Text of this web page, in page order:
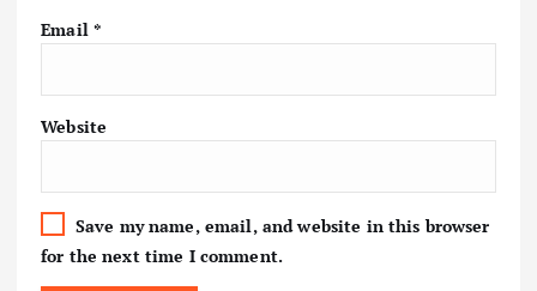
Email *
Website
Save my name, email, and website in this browser
for the next time I comment.